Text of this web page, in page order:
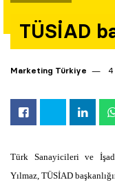
TÜSİAD
Marketing Türkiye
Türk Sanayicileri ve
Yılmaz, TÜSİAD
Araştırma